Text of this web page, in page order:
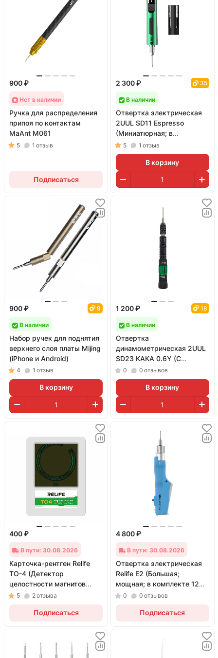
900 ₽
Нет в наличии
Ручка для распределения
припоя по контактам
MaAnt M061
5 1 отзыв
Подписаться
2 300 ₽ 35
В наличии
Отвертка электрическая
2UUL SD11 Espresso
(Миниатюрная; в
комплекте 4 биты и
органайзер)
5 1 отзыв
В корзину
900 ₽ 9
В наличии
Набор ручек для поднятия
верхнего слоя платы Mijing
(iPhone и Android)
4 1 отзыв
В корзину
1 200 ₽ 18
В наличии
Отвертка
динамометрическая 2UUL
SD23 KAKA 0.6Y (С
регулируемым моментом
затяжки)
0 0 отзывов
В корзину
400 ₽
В пути: 30.08.2026
Карточка-рентген Relife
TO-4 (Детектор
целостности магнитов
MagSafe)
5 2отзыва
Подписаться
4 800 ₽
В пути: 30.08.2026
Отвертка электрическая
Relife E2 (Большая;
мощная; в комплекте 12
бит)
0 0 отзывов
Подписаться